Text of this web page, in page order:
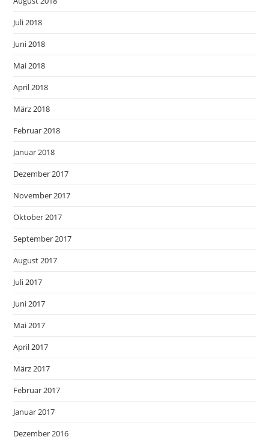
Juli 2018
Juni 2018
Mai 2018
April 2018
März 2018
Februar 2018
Januar 2018
Dezember 2017
November 2017
Oktober 2017
September 2017
August 2017
Juli 2017
Juni 2017
Mai 2017
April 2017
März 2017
Februar 2017
Januar 2017
Dezember 2016